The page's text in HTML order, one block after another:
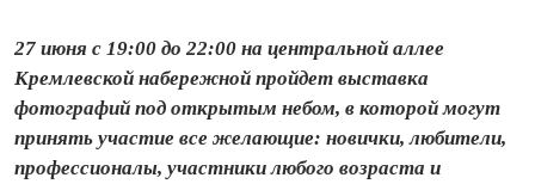
27 июня с 19:00 до 22:00 на центральной аллее
Кремлевской набережной пройдет выставка
фотографий под открытым небом, в которой могут
принять участие все желающие: новички, любители,
профессионалы, участники любого возраста и